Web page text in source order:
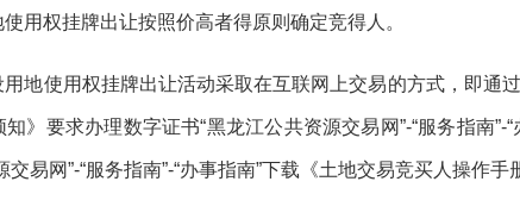
用权挂牌出让按照价高者得原则确定竞得人。
地使用权挂牌出让活动采取在互联网上交易的方式，即通
知》要求办理数字证书“黑龙江公共资源交易网”-“服务指南
易网”-“服务指南”-“办事指南”下载《土地交易竞买人操作手